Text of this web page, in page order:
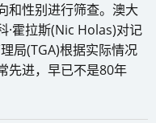
和性别进行筛查。澳大
·霍拉斯(Nic Holas)对记
局(TGA)根据实际情况
先进，早已不是80年